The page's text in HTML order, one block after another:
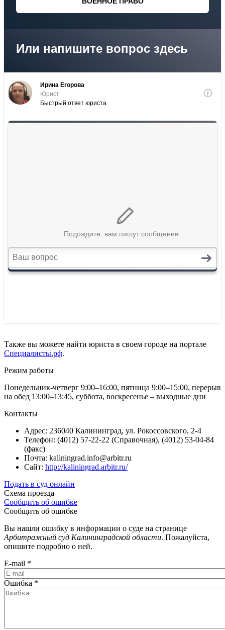
Также вы можете найти юриста в своем городе на портале
Специалисты.рф.
Режим работы
Понедельник-четверг 9:00–16:00, пятница 9:00–15:00, перерыв
на обед 13:00–13:45, суббота, воскресенье – выходные дни
Контакты
Адрес: 236040 Калининград, ул. Рокоссовского, 2-4
Телефон: (4012) 57-22-22 (Справочная), (4012) 53-04-84
(факс)
Почта: kaliningrad.info@arbitr.ru
Сайт: http://kaliningrad.arbitr.ru/
Подать в суд онлайн
Схема проезда
Сообщить об ошибке
Сообщить об ошибке
Вы нашли ошибку в информации о суде на странице
Арбитражный суд Калининградской области. Пожалуйста,
опишите подробно о ней.
E-mail *
Ошибка *